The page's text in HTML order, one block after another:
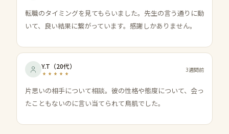
転職のタイミングを見てもらいました。先生の言う通りに動
いて、良い結果に繋がっています。感謝しかありません。
Y.T （20代） 3週間前
片思いの相手について相談。彼の性格や態度について、会っ
たこともないのに言い当てられて鳥肌でした。